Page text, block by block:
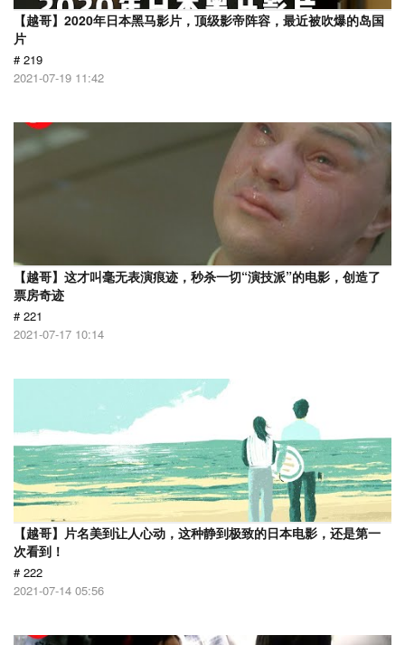
【越哥】2020年日本黑马影片，顶级影帝阵容，最近被吹爆的岛国
片
# 219
2021-07-19 11:42
【越哥】这才叫毫无表演痕迹，秒杀一切“演技派”的电影，创造了
票房奇迹
# 221
2021-07-17 10:14
【越哥】片名美到让人心动，这种静到极致的日本电影，还是第一
次看到！
# 222
2021-07-14 05:56